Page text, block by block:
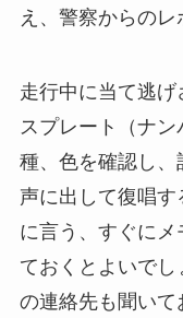
え、警察からのレ
走行中に当て逃
スプレート（ナ
種、色を確認し
声に出して復唱
に言う、すぐに
ておくとよいで
の連絡先も聞いて